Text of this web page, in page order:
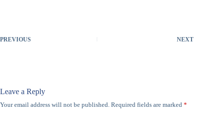
PREVIOUS NEXT
Leave a Reply
Your email address will not be published. Required fields are marked *